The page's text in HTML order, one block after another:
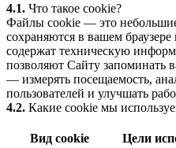
4.1. Что такое cookie?
Файлы cookie — это
сохраняются в вашем
содержат техническую
позволяют Сайту запоминать
— измерять посещаемость,
пользователей и улучшать
4.2. Какие cookie мы
Вид cookie Цели